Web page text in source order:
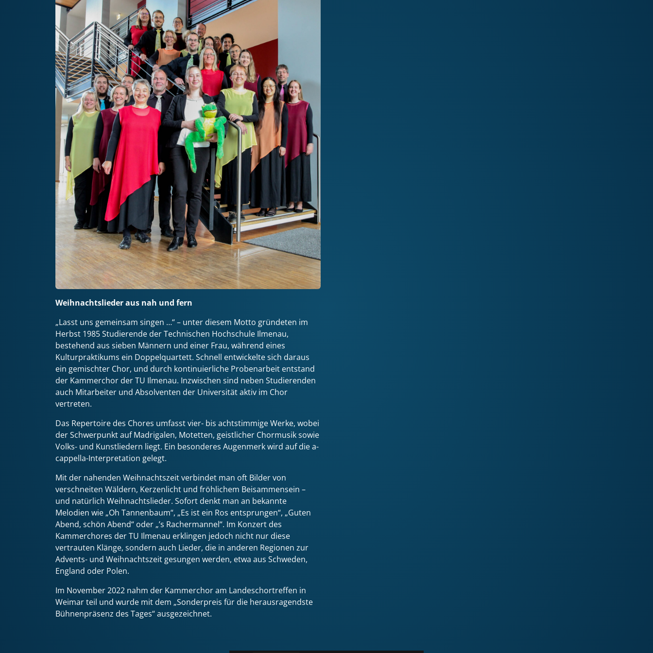
Weihnachtslieder aus nah und fern
„Lasst uns gemeinsam singen …“ – unter diesem Motto gründeten im
Herbst 1985 Studierende der Technischen Hochschule Ilmenau,
bestehend aus sieben Männern und einer Frau, während eines
Kulturpraktikums ein Doppelquartett. Schnell entwickelte sich daraus
ein gemischter Chor, und durch kontinuierliche Probenarbeit entstand
der Kammerchor der TU Ilmenau. Inzwischen sind neben Studierenden
auch Mitarbeiter und Absolventen der Universität aktiv im Chor
vertreten.
Das Repertoire des Chores umfasst vier- bis achtstimmige Werke, wobei
der Schwerpunkt auf Madrigalen, Motetten, geistlicher Chormusik sowie
Volks- und Kunstliedern liegt. Ein besonderes Augenmerk wird auf die a-
cappella-Interpretation gelegt.
Mit der nahenden Weihnachtszeit verbindet man oft Bilder von
verschneiten Wäldern, Kerzenlicht und fröhlichem Beisammensein –
und natürlich Weihnachtslieder. Sofort denkt man an bekannte
Melodien wie „Oh Tannenbaum“, „Es ist ein Ros entsprungen“, „Guten
Abend, schön Abend“ oder „’s Rachermannel“. Im Konzert des
Kammerchores der TU Ilmenau erklingen jedoch nicht nur diese
vertrauten Klänge, sondern auch Lieder, die in anderen Regionen zur
Advents- und Weihnachtszeit gesungen werden, etwa aus Schweden,
England oder Polen.
Im November 2022 nahm der Kammerchor am Landeschortreffen in
Weimar teil und wurde mit dem „Sonderpreis für die herausragendste
Bühnenpräsenz des Tages“ ausgezeichnet.